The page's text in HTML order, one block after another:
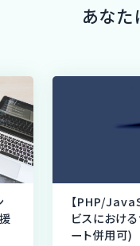
あな
【PHP/
ビスにおけ
ート併用可)